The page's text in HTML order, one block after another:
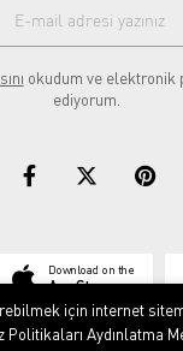
okudum ve elektronik
ediyorum.
Download on the
App Store
için internet
Politikaları Aydınlatma